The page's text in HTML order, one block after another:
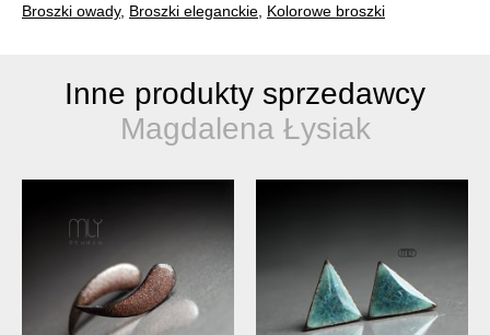
Broszki owady, Broszki eleganckie Kolorowe broszki
Inne produkty sprzedawcy
Magdalena Łysiak